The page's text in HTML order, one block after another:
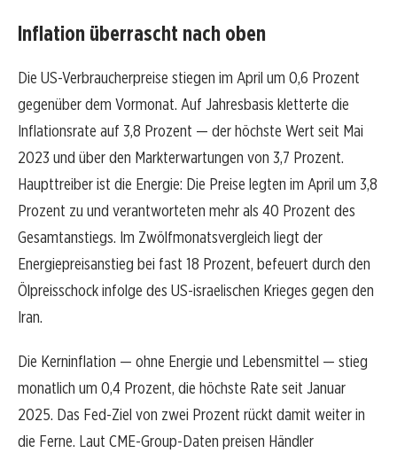
Inflation überrascht nach oben
Die US-Verbraucherpreise stiegen im April um 0,6 Prozent
gegenüber dem Vormonat. Auf Jahresbasis kletterte die
Inflationsrate auf 3,8 Prozent — der höchste Wert seit Mai
2023 und über den Markterwartungen von 3,7 Prozent.
Haupttreiber ist die Energie: Die Preise legten im April um 3,8
Prozent zu und verantworteten mehr als 40 Prozent des
Gesamtanstiegs. Im Zwölfmonatsvergleich liegt der
Energiepreisanstieg bei fast 18 Prozent, befeuert durch den
Ölpreisschock infolge des US-israelischen Krieges gegen den
Iran.
Die Kerninflation — ohne Energie und Lebensmittel — stieg
monatlich um 0,4 Prozent, die höchste Rate seit Januar
2025. Das Fed-Ziel von zwei Prozent rückt damit weiter in
die Ferne. Laut CME-Group-Daten preisen Händler